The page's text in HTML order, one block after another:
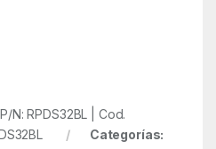
N: RPDS32BL | Cod.
Categorías: